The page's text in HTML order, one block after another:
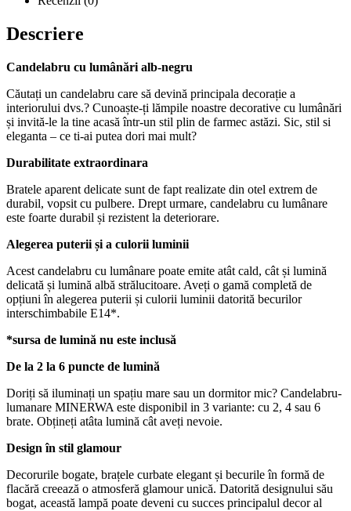
Descriere
Candelabru cu lumânări alb-negru
Căutați un candelabru care să devină principala decorație a
interiorului dvs.? Cunoaște-ți lămpile noastre decorative cu lumânări
și invită-le la tine acasă într-un stil plin de farmec astăzi. Sic, stil si
eleganta – ce ti-ai putea dori mai mult?
Durabilitate extraordinara
Bratele aparent delicate sunt de fapt realizate din otel extrem de
durabil, vopsit cu pulbere. Drept urmare, candelabru cu lumânare
este foarte durabil și rezistent la deteriorare.
Alegerea puterii și a culorii luminii
Acest candelabru cu lumânare poate emite atât cald, cât și lumină
delicată și lumină albă strălucitoare. Aveți o gamă completă de
opțiuni în alegerea puterii și culorii luminii datorită becurilor
interschimbabile E14*.
*sursa de lumină nu este inclusă
De la 2 la 6 puncte de lumină
Doriți să iluminați un spațiu mare sau un dormitor mic? Candelabru-
lumanare MINERWA este disponibil in 3 variante: cu 2, 4 sau 6
brate. Obțineți atâta lumină cât aveți nevoie.
Design în stil glamour
Decorurile bogate, brațele curbate elegant și becurile în formă de
flacără creează o atmosferă glamour unică. Datorită designului său
bogat, această lampă poate deveni cu succes principalul decor al